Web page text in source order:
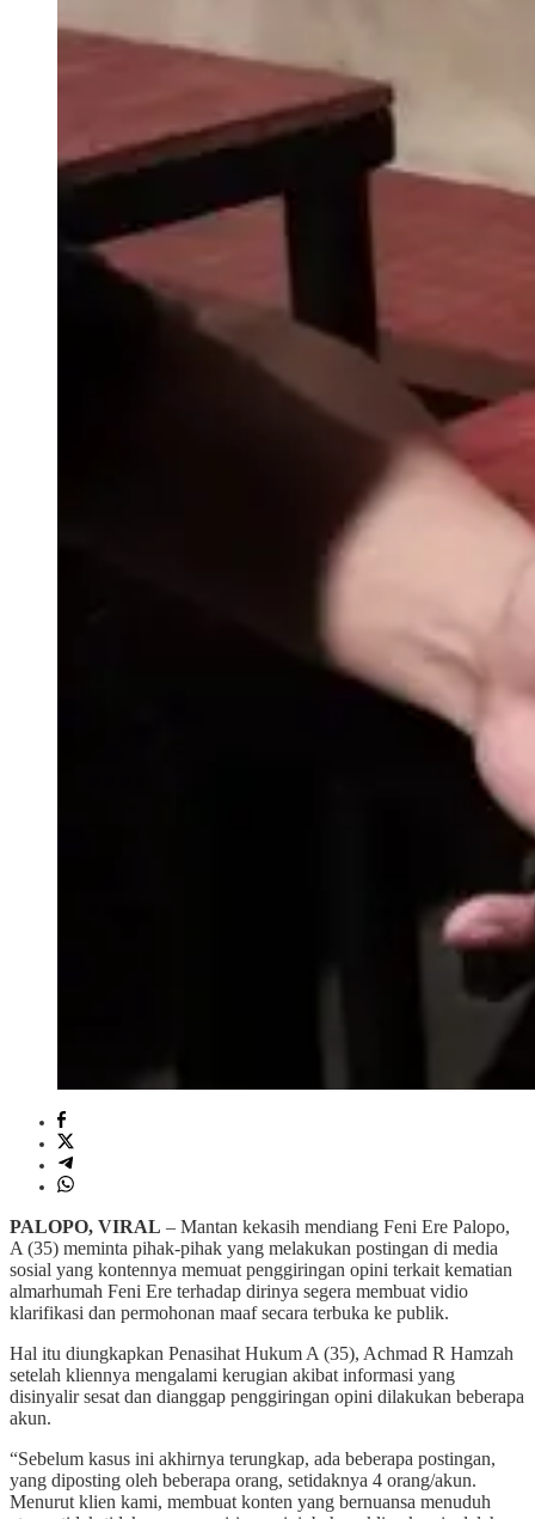
PALOPO, VIRAL – Mantan kekasih mendiang Feni Ere Palopo,
A (35) meminta pihak-pihak yang melakukan postingan di media
sosial yang kontennya memuat penggiringan opini terkait kematian
almarhumah Feni Ere terhadap dirinya segera membuat vidio
klarifikasi dan permohonan maaf secara terbuka ke publik.
Hal itu diungkapkan Penasihat Hukum A (35), Achmad R Hamzah
setelah kliennya mengalami kerugian akibat informasi yang
disinyalir sesat dan dianggap penggiringan opini dilakukan beberapa
akun.
“Sebelum kasus ini akhirnya terungkap, ada beberapa postingan,
yang diposting oleh beberapa orang, setidaknya 4 orang/akun.
Menurut klien kami, membuat konten yang bernuansa menuduh